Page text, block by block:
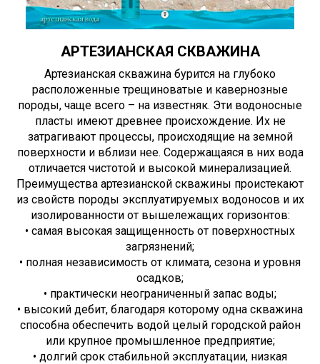
АРТЕЗИАНСКАЯ СКВАЖИНА
Артезианская скважина бурится на глубоко
расположенные трещиноватые и кавернозные
породы, чаще всего – на известняк. Эти водоносные
пласты имеют древнее происхождение. Их не
затрагивают процессы, происходящие на земной
поверхности и вблизи нее. Содержащаяся в них вода
отличается чистотой и высокой минерализацией.
Преимущества артезианской скважины проистекают
из свойств породы эксплуатируемых водоносов и их
изолированности от вышележащих горизонтов:
• самая высокая защищенность от поверхностных
загрязнений;
• полная независимость от климата, сезона и уровня
осадков;
• практически неограниченный запас воды;
• высокий дебит, благодаря которому одна скважина
способна обеспечить водой целый городской район
или крупное промышленное предприятие;
• долгий срок стабильной эксплуатации, низкая